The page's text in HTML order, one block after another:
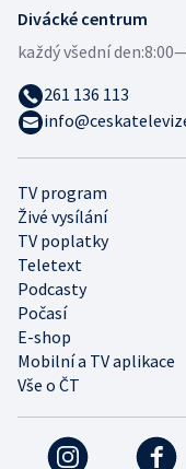
TV program
Živé vysílání
TV poplatky
Teletext
Podcasty
Počasí
E-shop
Mobilní a TV aplikace
Vše o ČT
Divácké centrum
každý všední den:
261 136 113